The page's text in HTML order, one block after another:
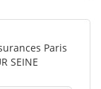
Paris
SEINE